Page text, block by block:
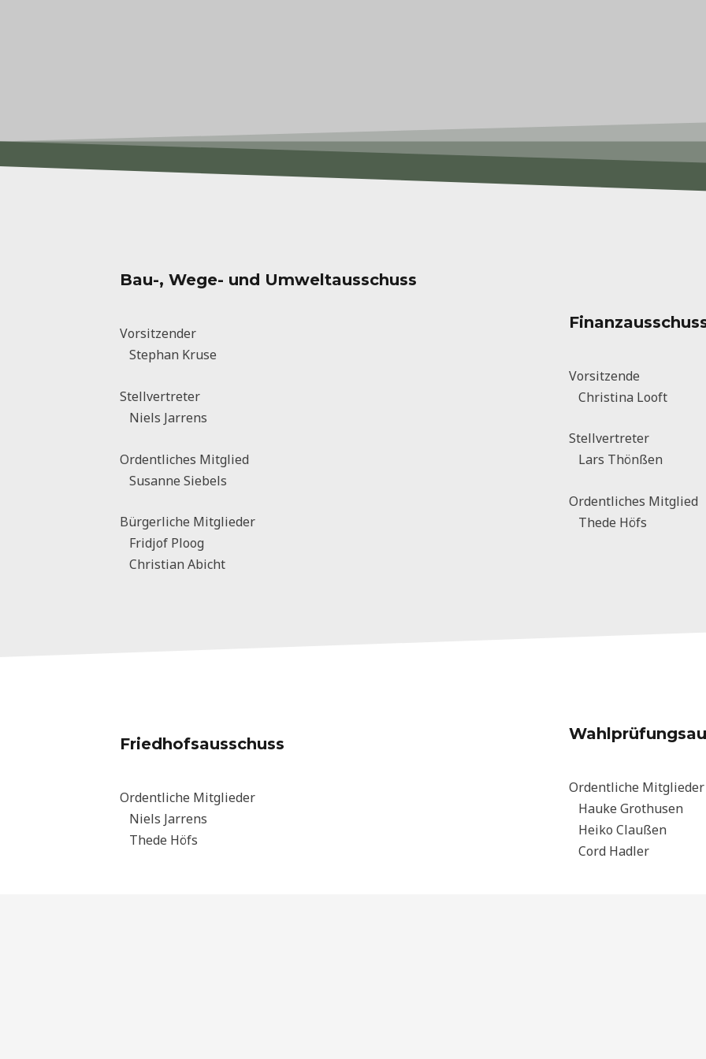
Bau-, Wege- und Umweltausschuss
Vorsitzender
Stephan Kruse
Stellvertreter
Niels Jarrens
Ordentliches Mitglied
Susanne Siebels
Bürgerliche Mitglieder
Fridjof Ploog
Christian Abicht
Vorsitzende
Christina Looft
Stellvertreter
Lars Thönßen
Ordentliches Mitglied
Thede Höfs
Friedhofsausschuss
Ordentliche Mitglieder
Niels Jarrens
Thede Höfs
Ordentliche Mitglieder
Hauke Grothusen
Heiko Claußen
Cord Hadler